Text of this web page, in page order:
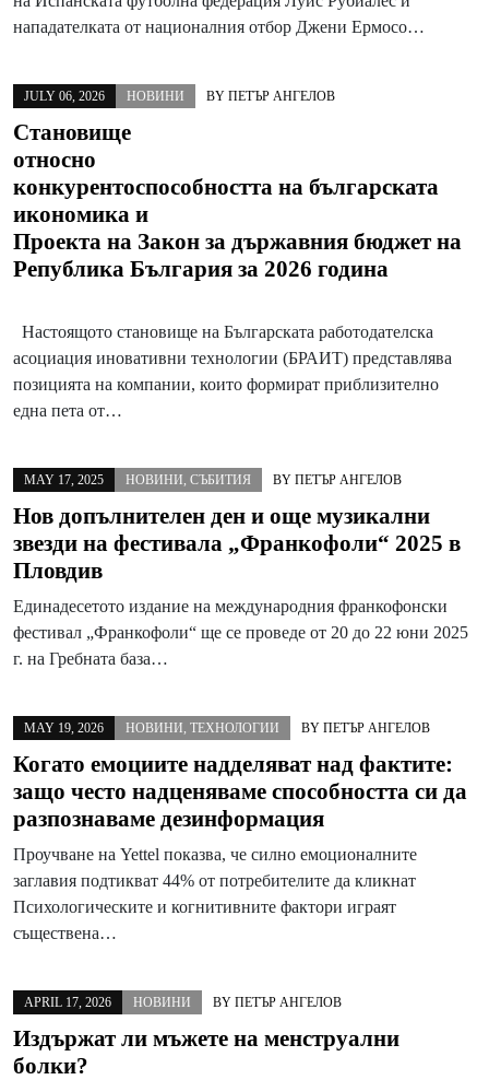
нападателката от националния отбор Джени Ермосо…
JULY 06, 2026 НОВИНИ BY ПЕТЪР АНГЕЛОВ
Становище
относно
конкурентоспособността на българската
икономика и
Проекта на Закон за държавния бюджет на
Република България за 2026 година
Настоящото становище на Българската работодателска
асоциация иновативни технологии (БРАИТ) представлява
позицията на компании, които формират приблизително
една пета от…
MAY 17, 2025 НОВИНИ СЪБИТИЯ BY ПЕТЪР АНГЕЛОВ
Нов допълнителен ден и още музикални
звезди на фестивала „Франкофоли“ 2025 в
Пловдив
Единадесетото издание на международния франкофонски
фестивал „Франкофоли“ ще се проведе от 20 до 22 юни 2025
г. на Гребната база…
MAY 19, 2026 НОВИНИ ТЕХНОЛОГИИ BY ПЕТЪР АНГЕЛОВ
Когато емоциите надделяват над фактите:
защо често надценяваме способността си да
разпознаваме дезинформация
Проучване на Yettel показва, че силно емоционалните
заглавия подтикват 44% от потребителите да кликнат
Психологическите и когнитивните фактори играят
съществена…
APRIL 17, 2026 НОВИНИ BY ПЕТЪР АНГЕЛОВ
Издържат ли мъжете на менструални
болки?